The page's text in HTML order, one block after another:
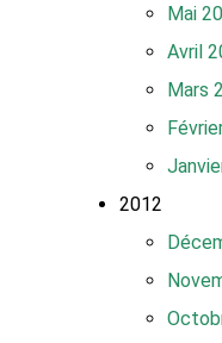
Mai
Avril
Mars
2012